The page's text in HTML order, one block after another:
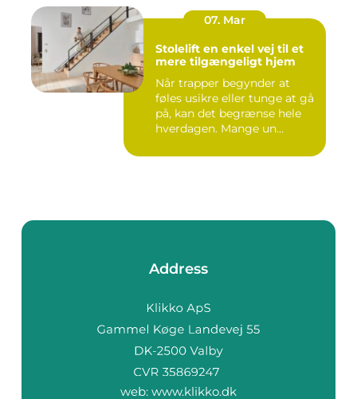
07. Mar
Stolelift en enkel vej til et
mere tilgængeligt hjem
Når trapper begynder at
føles usikre eller tunge at gå
på, kan det begrænse hele
hverdagen. Mange un...
Address
web: www.klikko.dk